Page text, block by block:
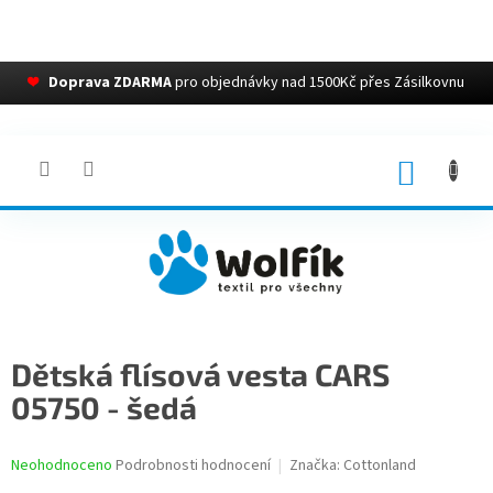
❤ Doprava ZDARMApro objednávky nad 1500Kč přes Zásilkovnu
Dětská flísová vesta CARS
05750 - šedá
Průměrné
Neohodnoceno Podrobnosti hodnocení Značka: Cottonland